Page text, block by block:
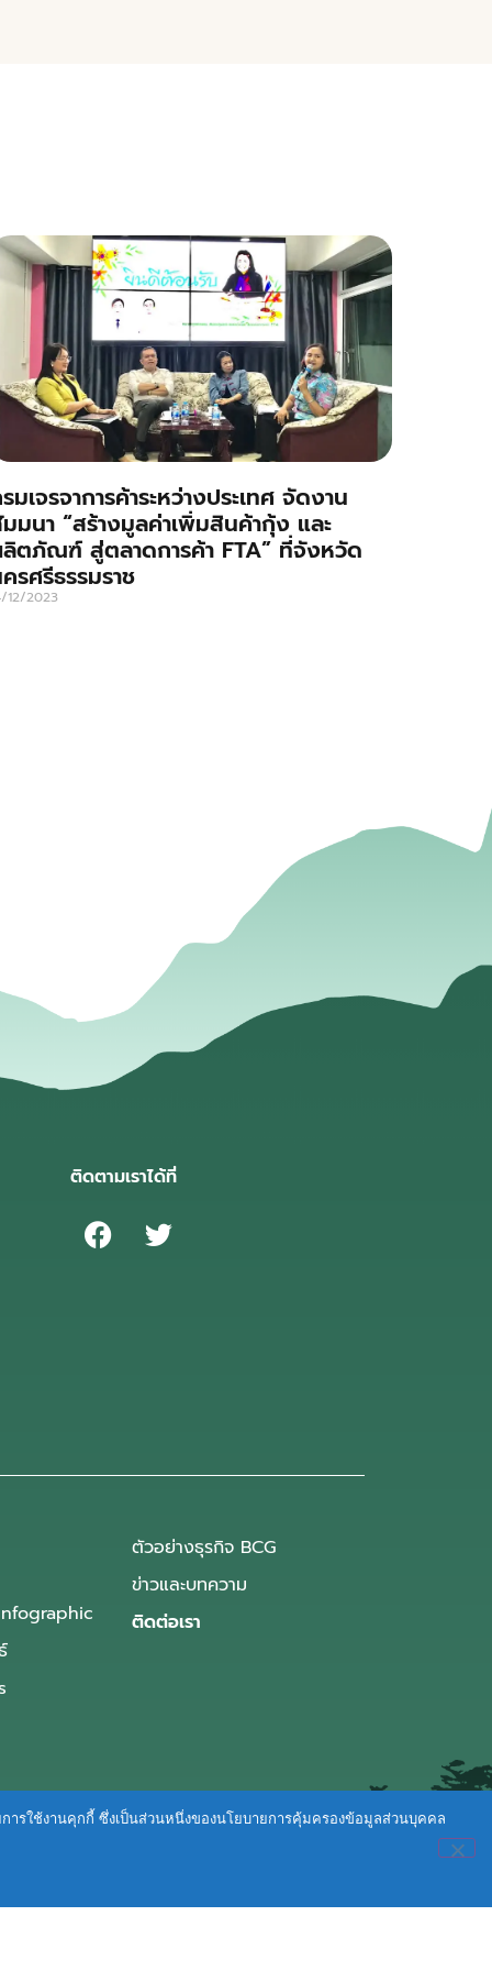
มเจรจาการค้าระหว่างประเทศ จัดงาน
มนา “สร้างมูลค่าเพิ่มสินค้ากุ้ง และ
ตภัณฑ์ สู่ตลาดการค้า FTA” ที่จังหวัด
รศรีธรรมราช
12/2023
ติดตามเราได้ที่
ตัวอย่างธุรกิจ BCG
ข่าวและบทความ
ติดต่อเรา
ารใช้งานคุกกี้ ซึ่งเป็นส่วนหนึ่งของนโยบายการคุ้มครองข้อมูลส่วนบุคคล